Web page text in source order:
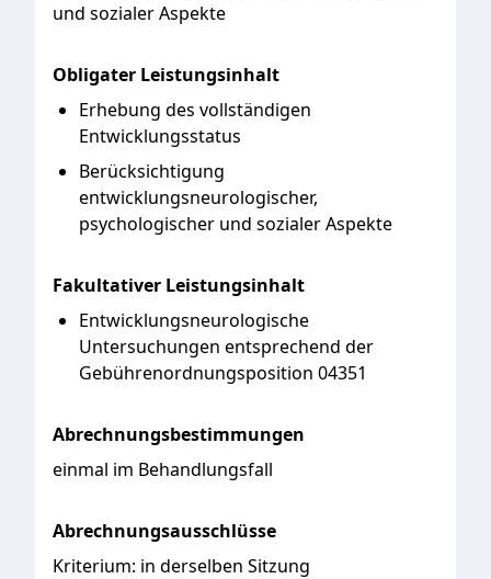
und sozialerAspekte
Obligater Leistungsinhalt
Erhebung des vollständigen
Entwicklungsstatus
Berücksichtigung
entwicklungsneurologischer,
psychologischer und sozialer Aspekte
Fakultativer Leistungsinhalt
Entwicklungsneurologische
Untersuchungen entsprechend der
Gebührenordnungsposition 04351
Abrechnungsbestimmungen
einmal im Behandlungsfall
Abrechnungsausschlüsse
Kriterium: in derselben Sitzung